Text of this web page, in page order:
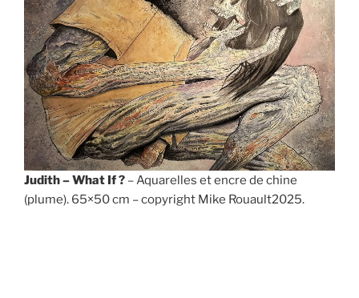
Judith – What If ? – Aquarelles et encre de chine
(plume). 65×50 cm – copyright Mike Rouault2025.